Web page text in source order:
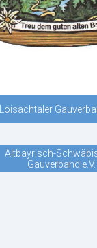
Loisachtaler
Altbayrisch-
Gauverband e.V.